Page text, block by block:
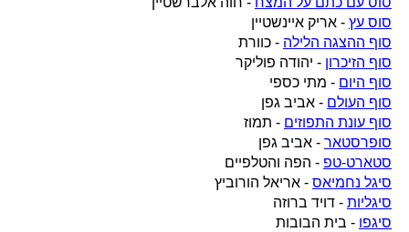
סוס עץ - אריק איינשטיין
סוף ההצגה הלילה - כוורת
סוף הזיכרון - יהודה פוליקר
סוף היום - מתי כספי
סוף העולם - אביב גפן
סוף עונת התפוזים - תמוז
סופרסטאר - אביב גפן
סטארט-טפ - הפה והטלפיים
סיגל נחמיאס - אריאל הורוביץ
סיגליות - דויד ברוזה
סיגפו - בית הבובות